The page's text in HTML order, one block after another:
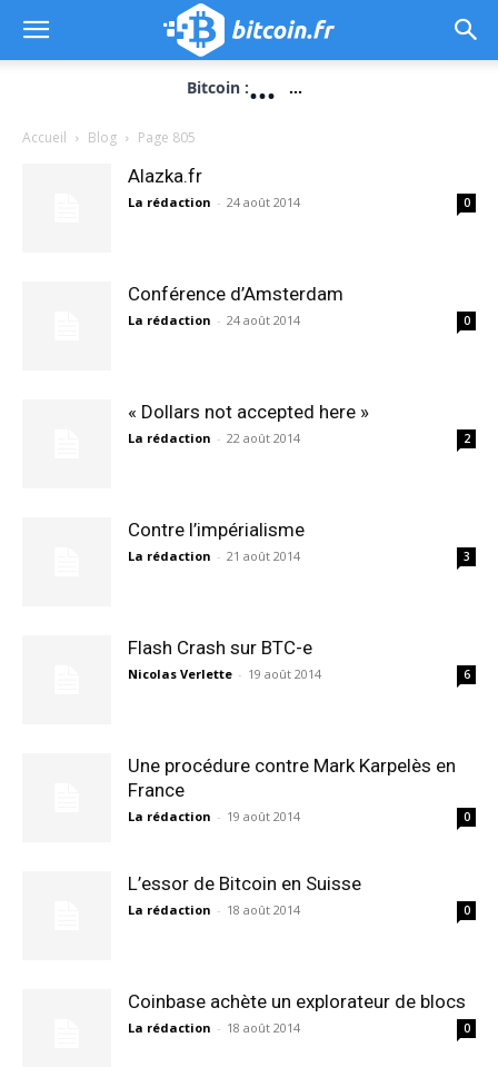
Bitcoin :... ...
Accueil Blog Page 805
Alazka.fr
La rédaction - 24 août 2014 0
Conférence d’Amsterdam
La rédaction - 24 août 2014 0
« Dollars not accepted here »
La rédaction - 22 août 2014 2
Contre l’impérialisme
La rédaction - 21 août 2014 3
Flash Crash sur BTC-e
Nicolas Verlette - 19 août 2014 6
Une procédure contre Mark Karpelès en
France
La rédaction - 19 août 2014 0
L’essor de Bitcoin en Suisse
La rédaction - 18 août 2014 0
Coinbase achète un explorateur de blocs
La rédaction - 18 août 2014 0